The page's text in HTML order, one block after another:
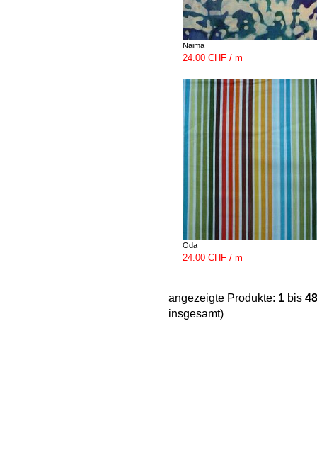
Naima
24.00 CHF / m
Oda
24.00 CHF / m
angezeigte Produkte: 1 bis 48
insgesamt)